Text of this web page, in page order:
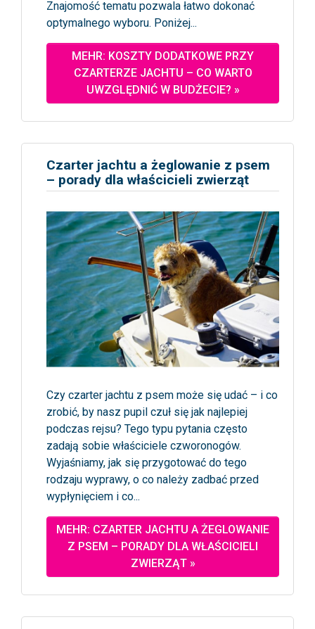
Znajomość tematu pozwala łatwo dokonać
optymalnego wyboru. Poniżej...
MEHR: KOSZTY DODATKOWE PRZY
CZARTERZE JACHTU – CO WARTO
UWZGLĘDNIĆ W BUDŻECIE? »
Czarter jachtu a żeglowanie z psem
– porady dla właścicieli zwierząt
Czy czarter jachtu z psem może się udać – i co
zrobić, by nasz pupil czuł się jak najlepiej
podczas rejsu? Tego typu pytania często
zadają sobie właściciele czworonogów.
Wyjaśniamy, jak się przygotować do tego
rodzaju wyprawy, o co należy zadbać przed
wypłynięciem i co...
MEHR: CZARTER JACHTU A ŻEGLOWANIE
Z PSEM – PORADY DLA WŁAŚCICIELI
ZWIERZĄT »